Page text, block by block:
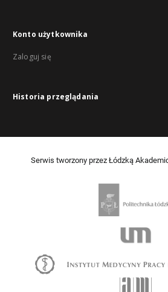
Konto użytkownika
Zaloguj się
Historia przeglądania
Serwis tworzony przez Łódzką